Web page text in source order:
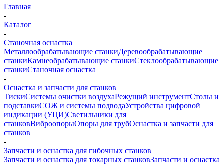
Главная
-
Каталог
-
Станочная оснастка
Металлообрабатывающие станкиДеревообрабатывающие
станкиКамнеобрабатывающие станкиСтеклообрабатывающие
станкиСтаночная оснастка
-
Оснастка и запчасти для станков
ТискиСистемы очистки воздухаРежущий инструментСтолы и
подставкиСОЖ и системы подводаУстройства цифровой
индикации (УЦИ)Светильники для
станковВиброопорыОпоры для трубОснастка и запчасти для
станков
-
Запчасти и оснастка для гибочных станков
Запчасти и оснастка для токарных станковЗапчасти и оснастка